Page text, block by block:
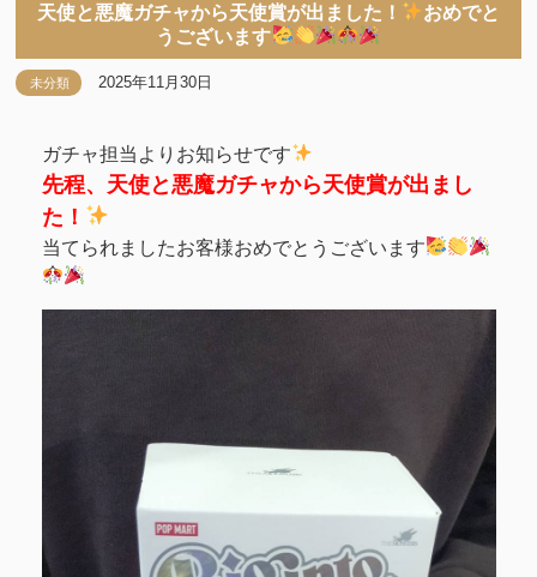
天使と悪魔ガチャから天使賞が出ました！
おめでと
うございます
未分類 2025年11月30日
ガチャ担当よりお知らせです
先程、天使と悪魔ガチャから天使賞が出まし
た！
当てられましたお客様おめでとうございます